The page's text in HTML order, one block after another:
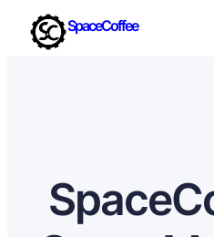
SpaceCoffee